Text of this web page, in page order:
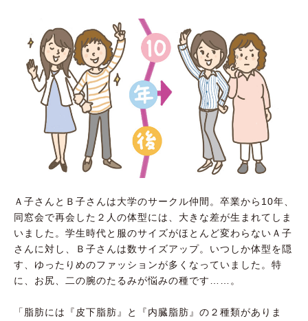
Ａ子さんとＢ子さんは大学のサークル仲間。卒業から10年、
同窓会で再会した２人の体型には、大きな差が生まれてしま
いました。学生時代と服のサイズがほとんど変わらないＡ子
さんに対し、Ｂ子さんは数サイズアップ。いつしか体型を隠
す、ゆったりめのファッションが多くなっていました。特
に、お尻、二の腕のたるみが悩みの種です……。
「脂肪には『皮下脂肪』と『内臓脂肪』の２種類がありま